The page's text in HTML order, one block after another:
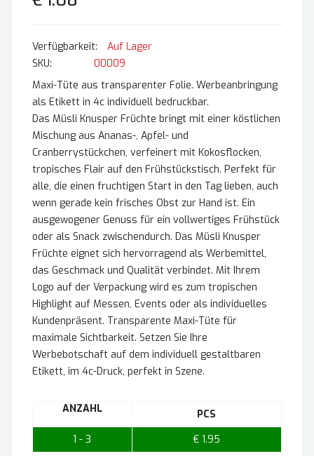
Auf Lager
SKU
00009
Maxi-Tüte aus transparenter Folie. Werbeanbringung
als Etikett in 4c individuell bedruckbar.
Das Müsli Knusper Früchte bringt mit einer köstlichen
Mischung aus Ananas-, Apfel- und
Cranberrystückchen, verfeinert mit Kokosflocken,
tropisches Flair auf den Frühstückstisch. Perfekt für
alle, die einen fruchtigen Start in den Tag lieben, auch
wenn gerade kein frisches Obst zur Hand ist. Ein
ausgewogener Genuss für ein vollwertiges Frühstück
oder als Snack zwischendurch. Das Müsli Knusper
Früchte eignet sich hervorragend als Werbemittel,
das Geschmack und Qualität verbindet. Mit Ihrem
Logo auf der Verpackung wird es zum tropischen
Highlight auf Messen, Events oder als individuelles
Kundenpräsent. Transparente Maxi-Tüte für
maximale Sichtbarkeit. Setzen Sie Ihre
Werbebotschaft auf dem individuell gestaltbaren
Etikett, im 4c-Druck, perfekt in Szene.
ANZAHL
PCS
1 - 3
€ 1.95